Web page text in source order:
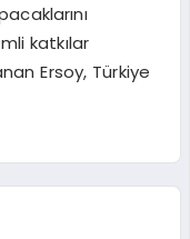
katkılar
Ersoy, Türkiye